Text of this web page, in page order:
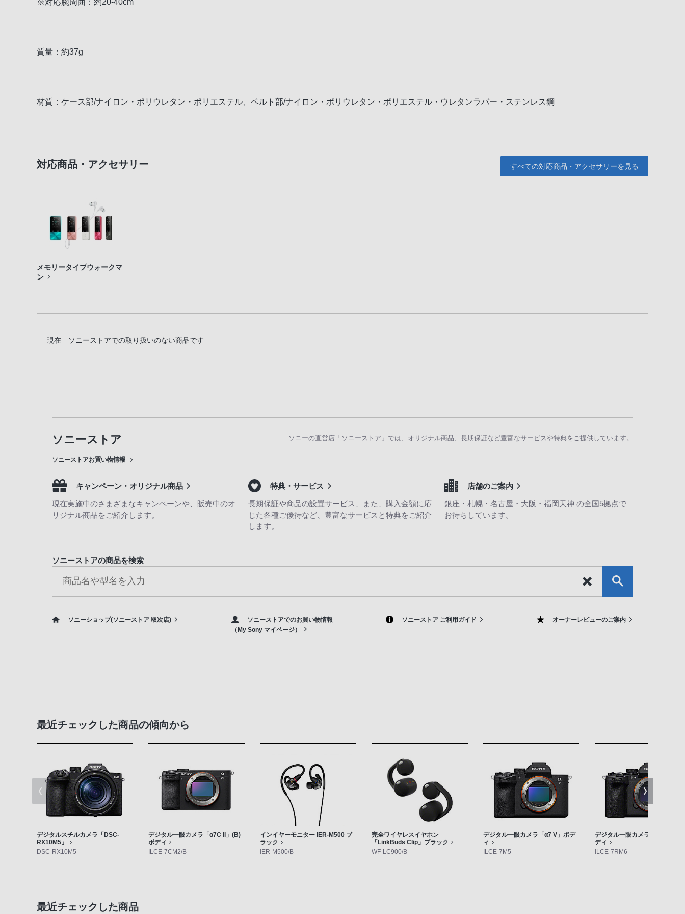
質量：約37g
材質：ケース部/ナイロン・ポリウレタン・ポリエステル、ベルト部/ナイロン・ポリウレタン・ポリエステル・ウレタンラバー・ステンレス鋼
対応商品・アクセサリー すべての対応商品・アクセサリーを見る
メモリータイプウォークマ
ン
現在 ソニーストアでの取り扱いのない商品です
ソニーストア ソニーの直営店「ソニーストア」では、オリジナル商品、長期保証など豊富なサービスや特典をご提供しています。
ソニーストアお買い物情報
キャンペーン・オリジナル商品
現在実施中のさまざまなキャンペーンや、販売中のオ
リジナル商品をご紹介します。
特典・サービス
長期保証や商品の設置サービス、また、購入金額に応
じた各種ご優待など、豊富なサービスと特典をご紹介
します。
店舗のご案内
銀座・札幌・名古屋・大阪・福岡天神 の全国5拠点で
お待ちしています。
ソニーストアの商品を検索
ソニーショップ(ソニーストア 取次店)
ソニーストアでのお買い物情報
（My Sony マイページ）
ソニーストア ご利用ガイド オーナーレビューのご案内
最近チェックした商品の傾向から
デジタルスチルカメラ「DSC-
RX10M5」
DSC-RX10M5
デジタル一眼カメラ「α7C II」(B)
ボディ
ILCE-7CM2/B
インイヤーモニター IER-M500 ブ
ラック
IER-M500/B
完全ワイヤレスイヤホン
「LinkBuds Clip」ブラック
WF-LC900/B
デジタル一眼カメラ「α7 V」ボデ
ィ
ILCE-7M5
デジタル一眼カメラ「α7R VI」
ディ
ILCE-7RM6
最近チェックした商品